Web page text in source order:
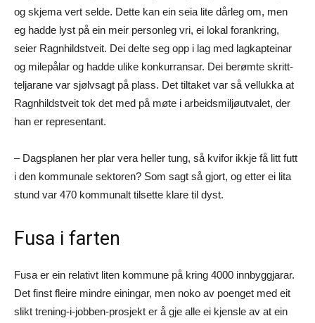
og skjema vert selde. Dette kan ein seia lite dårleg om, men
eg hadde lyst på ein meir personleg vri, ei lokal forankring,
seier Ragnhildstveit. Dei delte seg opp i lag med lagkapteinar
og milepålar og hadde ulike konkurransar. Dei berømte skritt-
teljarane var sjølvsagt på plass. Det tiltaket var så vellukka at
Ragnhildstveit tok det med på møte i arbeidsmiljøutvalet, der
han er representant.
– Dagsplanen her plar vera heller tung, så kvifor ikkje få litt futt
i den kommunale sektoren? Som sagt så gjort, og etter ei lita
stund var 470 kommunalt tilsette klare til dyst.
Fusa i farten
Fusa er ein relativt liten kommune på kring 4000 innbyggjarar.
Det finst fleire mindre einingar, men noko av poenget med eit
slikt trening-i-jobben-prosjekt er å gje alle ei kjensle av at ein